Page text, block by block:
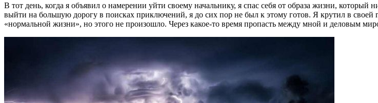
В тот день, когда я объявил о намерении уйти своему начальнику, я спас себя от образа жизни,
выйти на большую дорогу в поисках приключений, я до сих пор не был к этому готов. Я крутил в
«нормальной жизни», но этого не произошло. Через какое-то время пропасть между мной и деловым